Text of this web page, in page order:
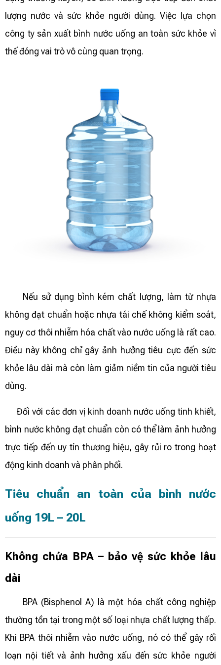
lượng nước và sức khỏe người dùng. Việc lựa chọn
công ty sản xuất bình nước uống an toàn sức khỏe vì
thế đóng vai trò vô cùng quan trọng.
Nếu sử dụng bình kém chất lượng, làm từ nhựa
không đạt chuẩn hoặc nhựa tái chế không kiểm soát,
nguy cơ thôi nhiễm hóa chất vào nước uống là rất cao.
Điều này không chỉ gây ảnh hưởng tiêu cực đến sức
khỏe lâu dài mà còn làm giảm niềm tin của người tiêu
dùng.
Đối với các đơn vị kinh doanh nước uống tinh khiết,
bình nước không đạt chuẩn còn có thể làm ảnh hưởng
trực tiếp đến uy tín thương hiệu, gây rủi ro trong hoạt
động kinh doanh và phân phối.
Tiêu chuẩn an toàn của bình nước
uống 19L – 20L
Không chứa BPA – bảo vệ sức khỏe lâu
dài
BPA (Bisphenol A) là một hóa chất công nghiệp
thường tồn tại trong một số loại nhựa chất lượng thấp.
Khi BPA thôi nhiễm vào nước uống, nó có thể gây rối
loạn nội tiết và ảnh hưởng xấu đến sức khỏe người